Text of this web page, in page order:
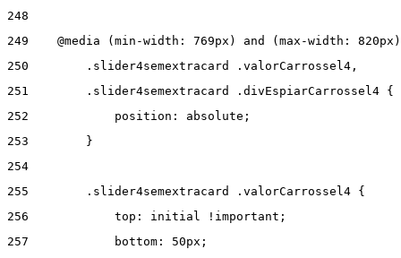
248
249
@media (min-width: 769px) and (max-width:
250
        .slider4semextracard .valorCarrossel4,
251
        .slider4semextracard .divEspiarCarrossel4 {
252
            position: absolute;
253
        }
254
255
        .slider4semextracard .valorCarrossel4 {
256
            top: initial !important;
257
            bottom: 50px;